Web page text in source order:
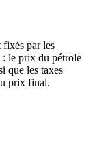
fixés par les
: le prix du pétrole
que les taxes
prix final.